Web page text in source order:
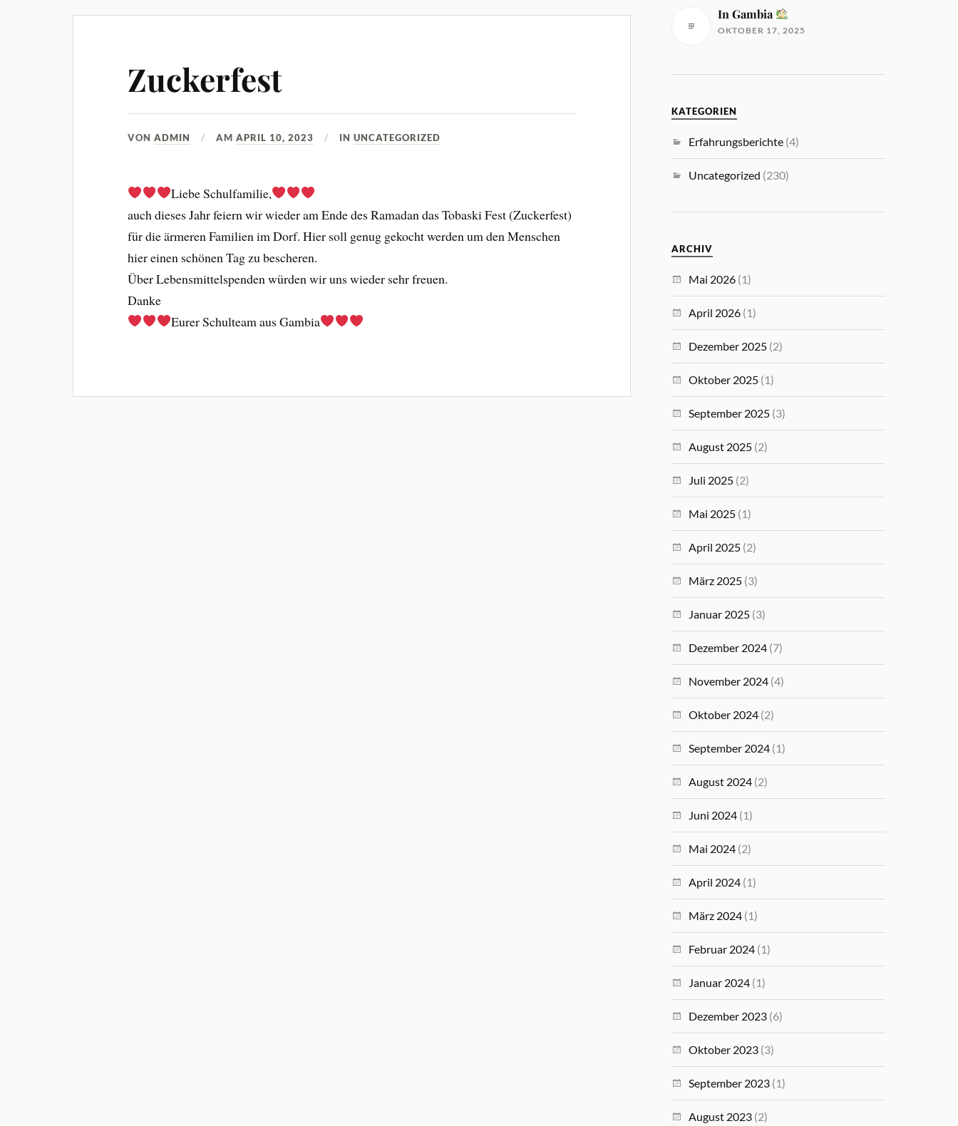
Zuckerfest
VONADMIN AMAPRIL 10, 2023 INUNCATEGORIZED
Liebe Schulfamilie,
auch dieses Jahr feiern wir wieder am Ende des Ramadan das Tobaski Fest (Zuckerfest)
für die ärmeren Familien im Dorf. Hier soll genug gekocht werden um den Menschen
hier einen schönen Tag zu bescheren.
Über Lebensmittelspenden würden wir uns wieder sehr freuen.
Danke
Eurer Schulteam aus Gambia
In Gambia
OKTOBER 17, 2025
KATEGORIEN
Erfahrungsberichte (4)
Uncategorized (230)
ARCHIV
Mai 2026 (1)
April 2026 (1)
Dezember 2025 (2)
Oktober 2025 (1)
September 2025 (3)
August 2025 (2)
Juli 2025 (2)
Mai 2025 (1)
April 2025 (2)
März 2025 (3)
Januar 2025 (3)
Dezember 2024 (7)
November 2024 (4)
Oktober 2024 (2)
September 2024 (1)
August 2024 (2)
Juni 2024 (1)
Mai 2024 (2)
April 2024 (1)
März 2024 (1)
Februar 2024 (1)
Januar 2024 (1)
Dezember 2023 (6)
Oktober 2023 (3)
September 2023 (1)
August 2023 (2)